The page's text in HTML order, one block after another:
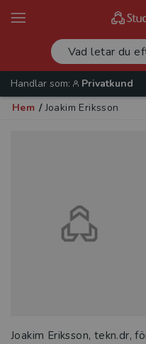
Handlar som:
Privatkund
Hem / Joakim Eriksson
Joakim Eriksson, tekn.dr,